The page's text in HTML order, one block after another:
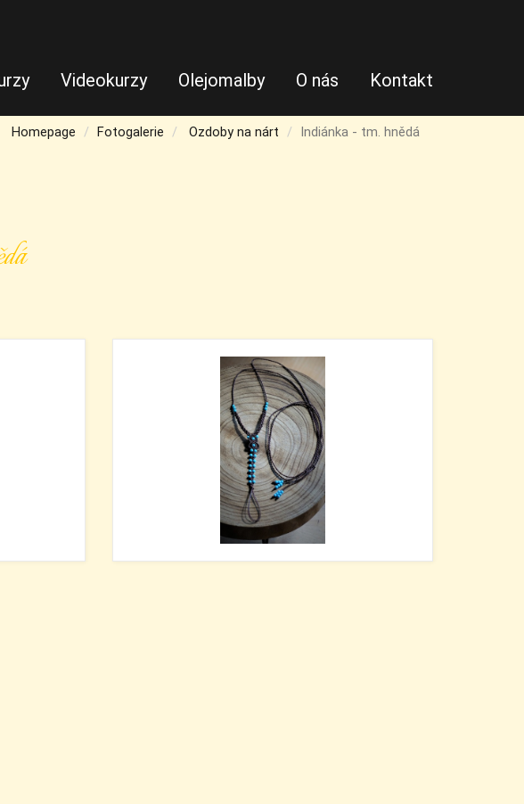
Videokurzy Olejomalby O nás Kontakt
Homepage Fotogalerie Ozdoby na nárt Indiánka - tm. hnědá